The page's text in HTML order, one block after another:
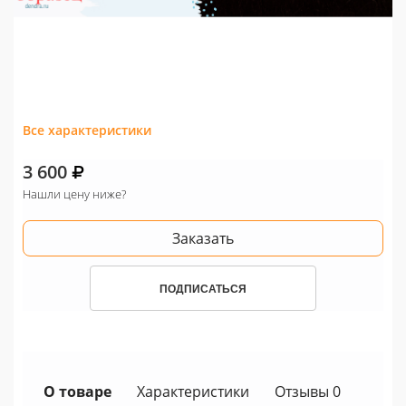
Все характеристики
3 600
Нашли цену ниже?
Заказать
ПОДПИСАТЬСЯ
О товаре Характеристики Отзывы 0